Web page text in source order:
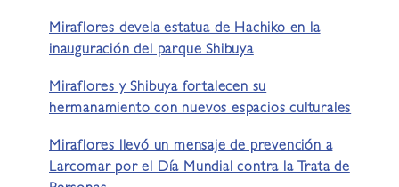
Miraflores devela estatua de Hachiko en la
inauguración del parque Shibuya
Miraflores y Shibuya fortalecen su
hermanamiento con nuevos espacios culturales
Miraflores llevó un mensaje de prevención a
Larcomar por el Día Mundial contra la Trata de